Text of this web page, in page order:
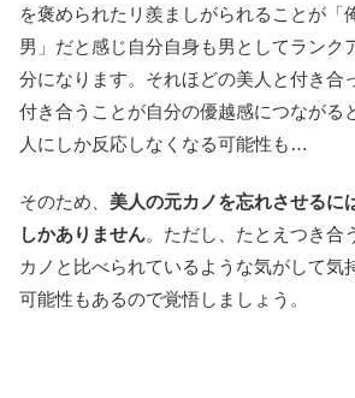
を褒められたリ羨ましがられることが「
男」だと感じ自分自身も男としてランク
分になります。それほどの美人と付き合
付き合うことが自分の優越感につながる
人にしか反応しなくなる可能性も…
そのため、 美人の元カノを忘れさせるに
しかありません。ただし、たとえつき合
カノと比べられているような気がして気
可能性もあるので覚悟しましょう。